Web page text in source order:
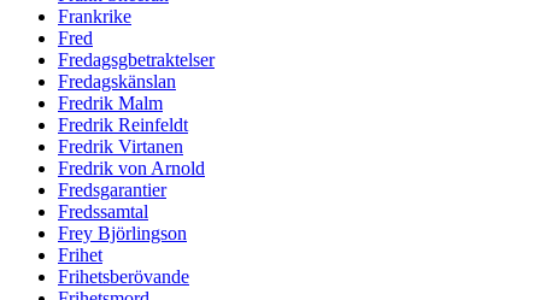
Frankrike
Fred
Fredagsgbetraktelser
Fredagskänslan
Fredrik Malm
Fredrik Reinfeldt
Fredrik Virtanen
Fredrik von Arnold
Fredsgarantier
Fredssamtal
Frey Björlingson
Frihet
Frihetsberövande